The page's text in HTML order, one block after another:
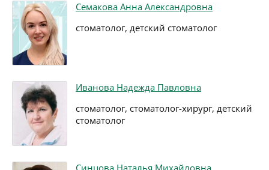
Семакова Анна Александровна
стоматолог, детский стоматолог
Иванова Надежда Павловна
стоматолог, стоматолог-хирург, детский
стоматолог
Синцова Наталья Михайловна